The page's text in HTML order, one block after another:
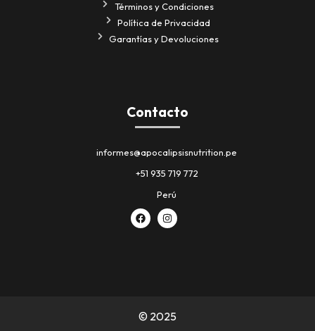
Términos y Condiciones
Política de Privacidad
Garantías y Devoluciones
Contacto
informes@apocalipsisnutrition.pe
+51 935 719 772
Perú
© 2025